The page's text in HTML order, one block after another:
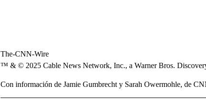
The-CNN-Wire
™ & © 2025 Cable News Network, Inc., a Warner Bros.
Con información de Jamie Gumbrecht y Sarah Owermohle, de